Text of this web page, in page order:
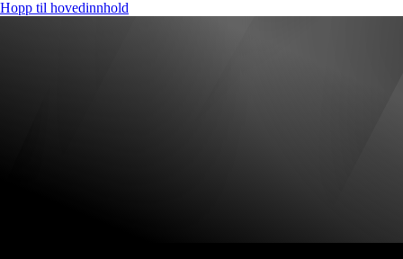
Hopp til hovedinnhold